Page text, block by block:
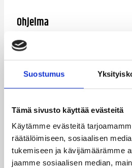
Suostumus
Tämä sivusto käyttää evästeitä
Käytämme evästeitä
räätälöimiseen, sosiaalisen
tukemiseen ja kävijämäärämme
jaamme sosiaalisen median,
Ohjelma
Perjantai 12.1.
seminaari STC)
17:00 Avaus
yläkoululeirityksessä
18:45 Tauko
19:00 Jussi Immonen: Fyysinen
korintekotaidon kehittymisen
21:00 Illallinen majoittujille,